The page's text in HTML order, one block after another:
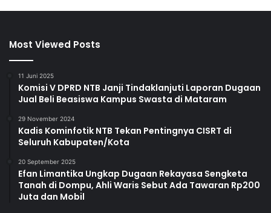
Most Viewed Posts
11 Juni 2025
Komisi V DPRD NTB Janji Tindaklanjuti Laporan Dugaan
Jual Beli Beasiswa Kampus Swasta di Mataram
29 November 2024
Kadis Kominfotik NTB Tekan Pentingnya CISRT di
Seluruh Kabupaten/Kota
20 September 2025
Efan Limantika Ungkap Dugaan Rekayasa Sengketa
Tanah di Dompu, Ahli Waris Sebut Ada Tawaran Rp200
Juta dan Mobil